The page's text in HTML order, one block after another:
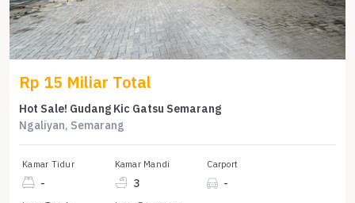
Rp 15 Miliar Total
Hot Sale! Gudang Kic Gatsu Semarang
Ngaliyan, Semarang
Kamar Tidur
-
Kamar Mandi
3
Carport
-